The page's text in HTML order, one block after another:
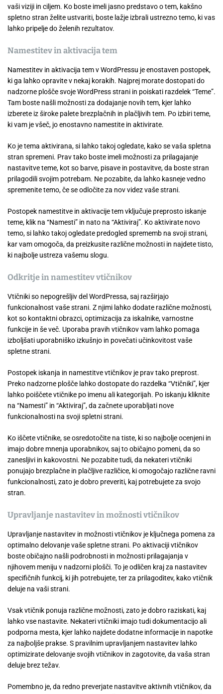
vaši viziji in ciljem. Ko boste imeli jasno predstavo o tem, kakšno
spletno stran želite ustvariti, boste lažje izbrali ustrezno temo, ki vas
lahko pripelje do želenih rezultatov.
Namestitev in aktivacija tem
Namestitev in aktivacija tem v WordPressu je enostaven postopek,
ki ga lahko opravite v nekaj korakih. Najprej morate dostopati do
nadzorne plošče svoje WordPress strani in poiskati razdelek “Teme”.
Tam boste našli možnosti za dodajanje novih tem, kjer lahko
izberete iz široke palete brezplačnih in plačljivih tem. Po izbiri teme,
ki vam je všeč, jo enostavno namestite in aktivirate.
Ko je tema aktivirana, si lahko takoj ogledate, kako se vaša spletna
stran spremeni. Prav tako boste imeli možnosti za prilagajanje
nastavitve teme, kot so barve, pisave in postavitve, da boste stran
prilagodili svojim potrebam. Ne pozabite, da lahko kasneje vedno
spremenite temo, če se odločite za nov videz vaše strani.
Postopek namestitve in aktivacije tem vključuje preprosto iskanje
teme, klik na “Namesti” in nato na “Aktiviraj”. Ko aktivirate novo
temo, si lahko takoj ogledate predogled sprememb na svoji strani,
kar vam omogoča, da preizkusite različne možnosti in najdete tisto,
ki najbolje ustreza vašemu slogu.
Odkritje in namestitev vtičnikov
Vtičniki so nepogrešljiv del WordPressa, saj razširjajo
funkcionalnost vaše strani. Z njimi lahko dodate različne možnosti,
kot so kontaktni obrazci, optimizacija za iskalnike, varnostne
funkcije in še več. Uporaba pravih vtičnikov vam lahko pomaga
izboljšati uporabniško izkušnjo in povečati učinkovitost vaše
spletne strani.
Postopek iskanja in namestitve vtičnikov je prav tako preprost.
Preko nadzorne plošče lahko dostopate do razdelka “Vtičniki”, kjer
lahko poiščete vtičnike po imenu ali kategorijah. Po iskanju kliknite
na “Namesti” in “Aktiviraj”, da začnete uporabljati nove
funkcionalnosti na svoji spletni strani.
Ko iščete vtičnike, se osredotočite na tiste, ki so najbolje ocenjeni in
imajo dobre mnenja uporabnikov, saj to običajno pomeni, da so
zanesljivi in kakovostni. Ne pozabite tudi, da nekateri vtičniki
ponujajo brezplačne in plačljive različice, ki omogočajo različne ravni
funkcionalnosti, zato je dobro preveriti, kaj potrebujete za svojo
stran.
Upravljanje nastavitev in možnosti vtičnikov
Upravljanje nastavitev in možnosti vtičnikov je ključnega pomena za
optimalno delovanje vaše spletne strani. Po aktivaciji vtičnikov
boste običajno našli podrobnosti in možnosti prilagajanja v
njihovem meniju v nadzorni plošči. To je odličen kraj za nastavitev
specifičnih funkcij, ki jih potrebujete, ter za prilagoditev, kako vtičnik
deluje na vaši strani.
Vsak vtičnik ponuja različne možnosti, zato je dobro raziskati, kaj
lahko vse nastavite. Nekateri vtičniki imajo tudi dokumentacijo ali
podporna mesta, kjer lahko najdete dodatne informacije in napotke
za najboljše prakse. S pravilnim upravljanjem nastavitev lahko
optimizirate delovanje svojih vtičnikov in zagotovite, da vaša stran
deluje brez težav.
Pomembno je, da redno preverjate nastavitve aktivnih vtičnikov, da